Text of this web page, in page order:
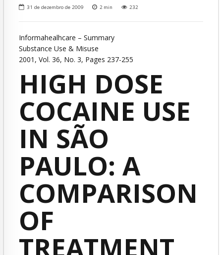
31 de dezembro de 2009 2 min 232
Informahealhcare – Summary
Substance Use & Misuse
2001, Vol. 36, No. 3, Pages 237-255
HIGH DOSE
COCAINE USE
IN SÃO
PAULO: A
COMPARISON
OF
TREATMENT